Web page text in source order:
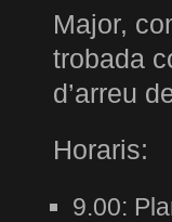
Major,
trobada
d’arreu
Horaris:
9.00: